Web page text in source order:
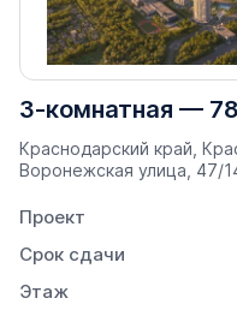
3-комнатная —
Краснодарский край,
Воронежская улица, 47/
Проект
Срок сдачи
Этаж